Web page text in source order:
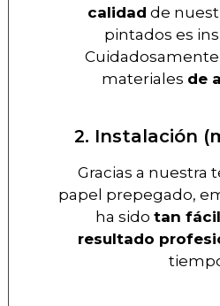
calidad de
pintados es
materiales de
2. Instalación
Gracias a nuestra
papel prepegado,
ha sido tan fácil
resultado